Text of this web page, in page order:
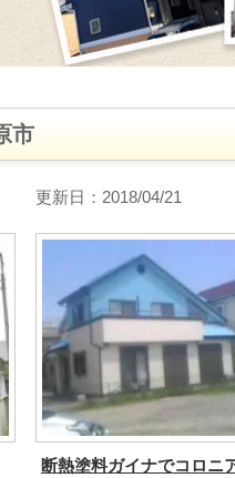
市
更新日：2018/04/21
断熱塗料ガイナでコロニ